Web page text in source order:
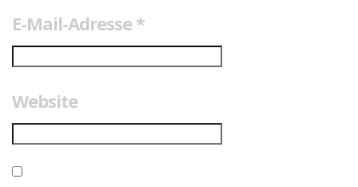
E-Mail-Adresse *
Website